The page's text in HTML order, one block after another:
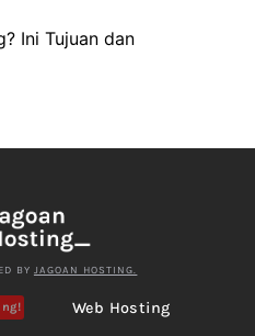
Ini Tujuan dan
BY JAGOAN HOSTING.
Web Hosting